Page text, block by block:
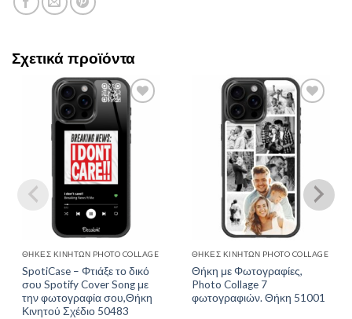
Σχετικά προϊόντα
Add to
Wishlist
ΘΉΚΕΣ ΚΙΝΗΤΏΝ PHOTO COLLAGE
SpotiCase – Φτιάξε το δικό
σου Spotify Cover Song με
την φωτογραφία σου,Θήκη
Κινητού Σχέδιο 50483
Add to
Wishlist
ΘΉΚΕΣ ΚΙΝΗΤΏΝ PHOTO COLLAGE
Θήκη με Φωτογραφίες,
Photo Collage 7
φωτογραφιών. Θήκη 51001